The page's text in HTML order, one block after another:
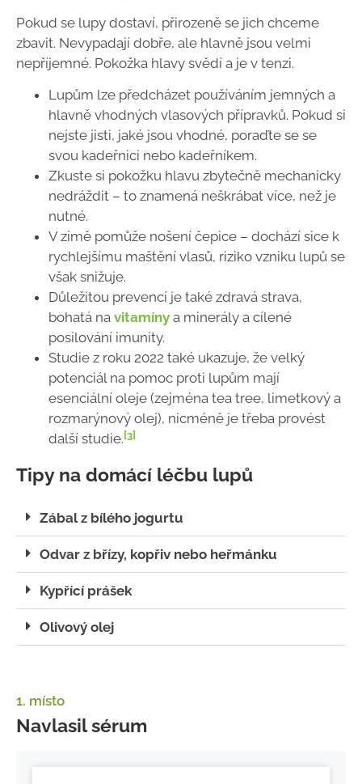
Pokud se lupy dostaví, přirozeně se jich chceme
zbavit. Nevypadají dobře, ale hlavně jsou velmi
nepříjemné. Pokožka hlavy svědí a je v tenzi.
Lupům lze předcházet používáním jemných a
hlavně vhodných vlasových přípravků. Pokud si
nejste jisti, jaké jsou vhodné, poraďte se se
svou kadeřnici nebo kadeřníkem.
Zkuste si pokožku hlavu zbytečně mechanicky
nedráždit – to znamená neškrábat více, než je
nutné.
V zimě pomůže nošení čepice – dochází sice k
rychlejšímu maštění vlasů, riziko vzniku lupů se
však snižuje.
Důležitou prevencí je také zdravá strava,
bohatá na vitamíny a minerály a cílené
posilování imunity.
Studie z roku 2022 také ukazuje, že velký
potenciál na pomoc proti lupům mají
esenciální oleje (zejména tea tree, limetkový a
rozmarýnový olej), nicméně je třeba provést
další studie. [3]
Tipy na domácí léčbu lupů
Zábal z bílého jogurtu
Odvar z břízy, kopřiv nebo heřmánku
Kypřící prášek
Olivový olej
1. místo
Navlasil sérum